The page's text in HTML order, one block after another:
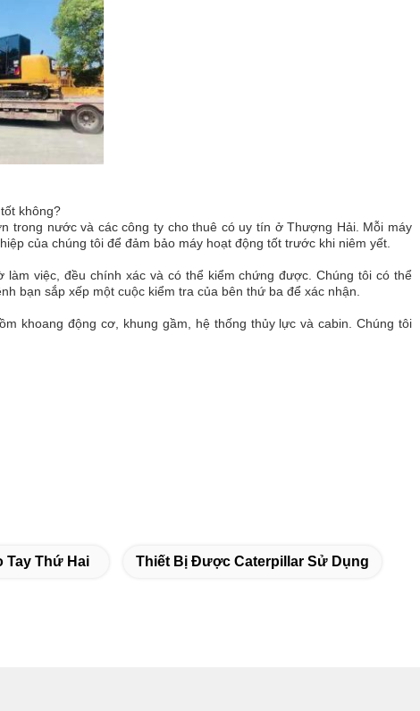
không?
trong nước và các công ty cho thuê có uy tín ở Thượng Hải. Mỗi máy
của chúng tôi để đảm bảo máy hoạt động tốt trước khi niêm yết.
việc, đều chính xác và có thể kiểm chứng được. Chúng tôi có thể
bạn sắp xếp một cuộc kiểm tra của bên thứ ba để xác nhận.
khoang động cơ, khung gầm, hệ thống thủy lực và cabin. Chúng tôi
Tay Thứ Hai Thiết Bị Được Caterpillar Sử Dụng